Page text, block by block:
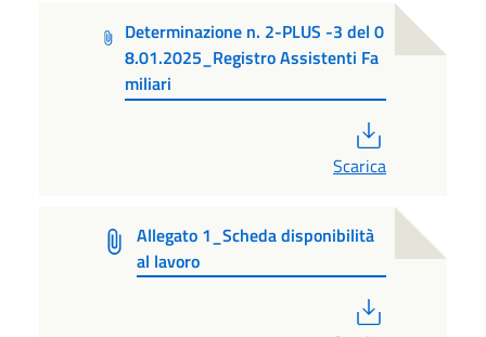
Determinazione n. 2-PLUS -3 del 0
8.01.2025_Registro Assistenti Fa
miliari
Scarica
Allegato 1_Scheda disponibilità
al lavoro